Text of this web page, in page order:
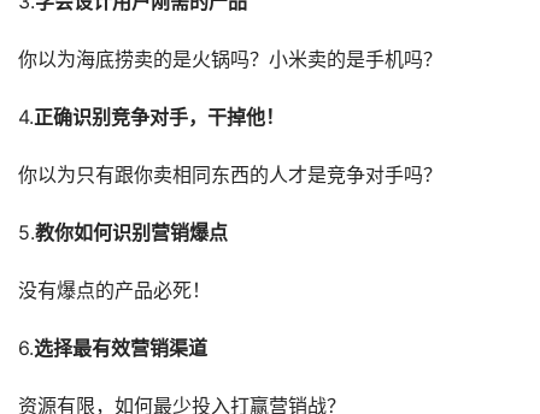
你以为海底捞卖的是火锅吗？小米卖的是手机吗？
4.正确识别竞争对手，干掉他！
你以为只有跟你卖相同东西的人才是竞争对手吗？
5.教你如何识别营销爆点
没有爆点的产品必死！
6.选择最有效营销渠道
资源有限，如何最少投入打赢营销战？